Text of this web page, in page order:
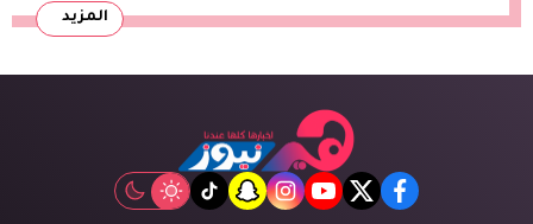
المزيد
facebook
twitter
youtube
instagram
snapchat
tiktok